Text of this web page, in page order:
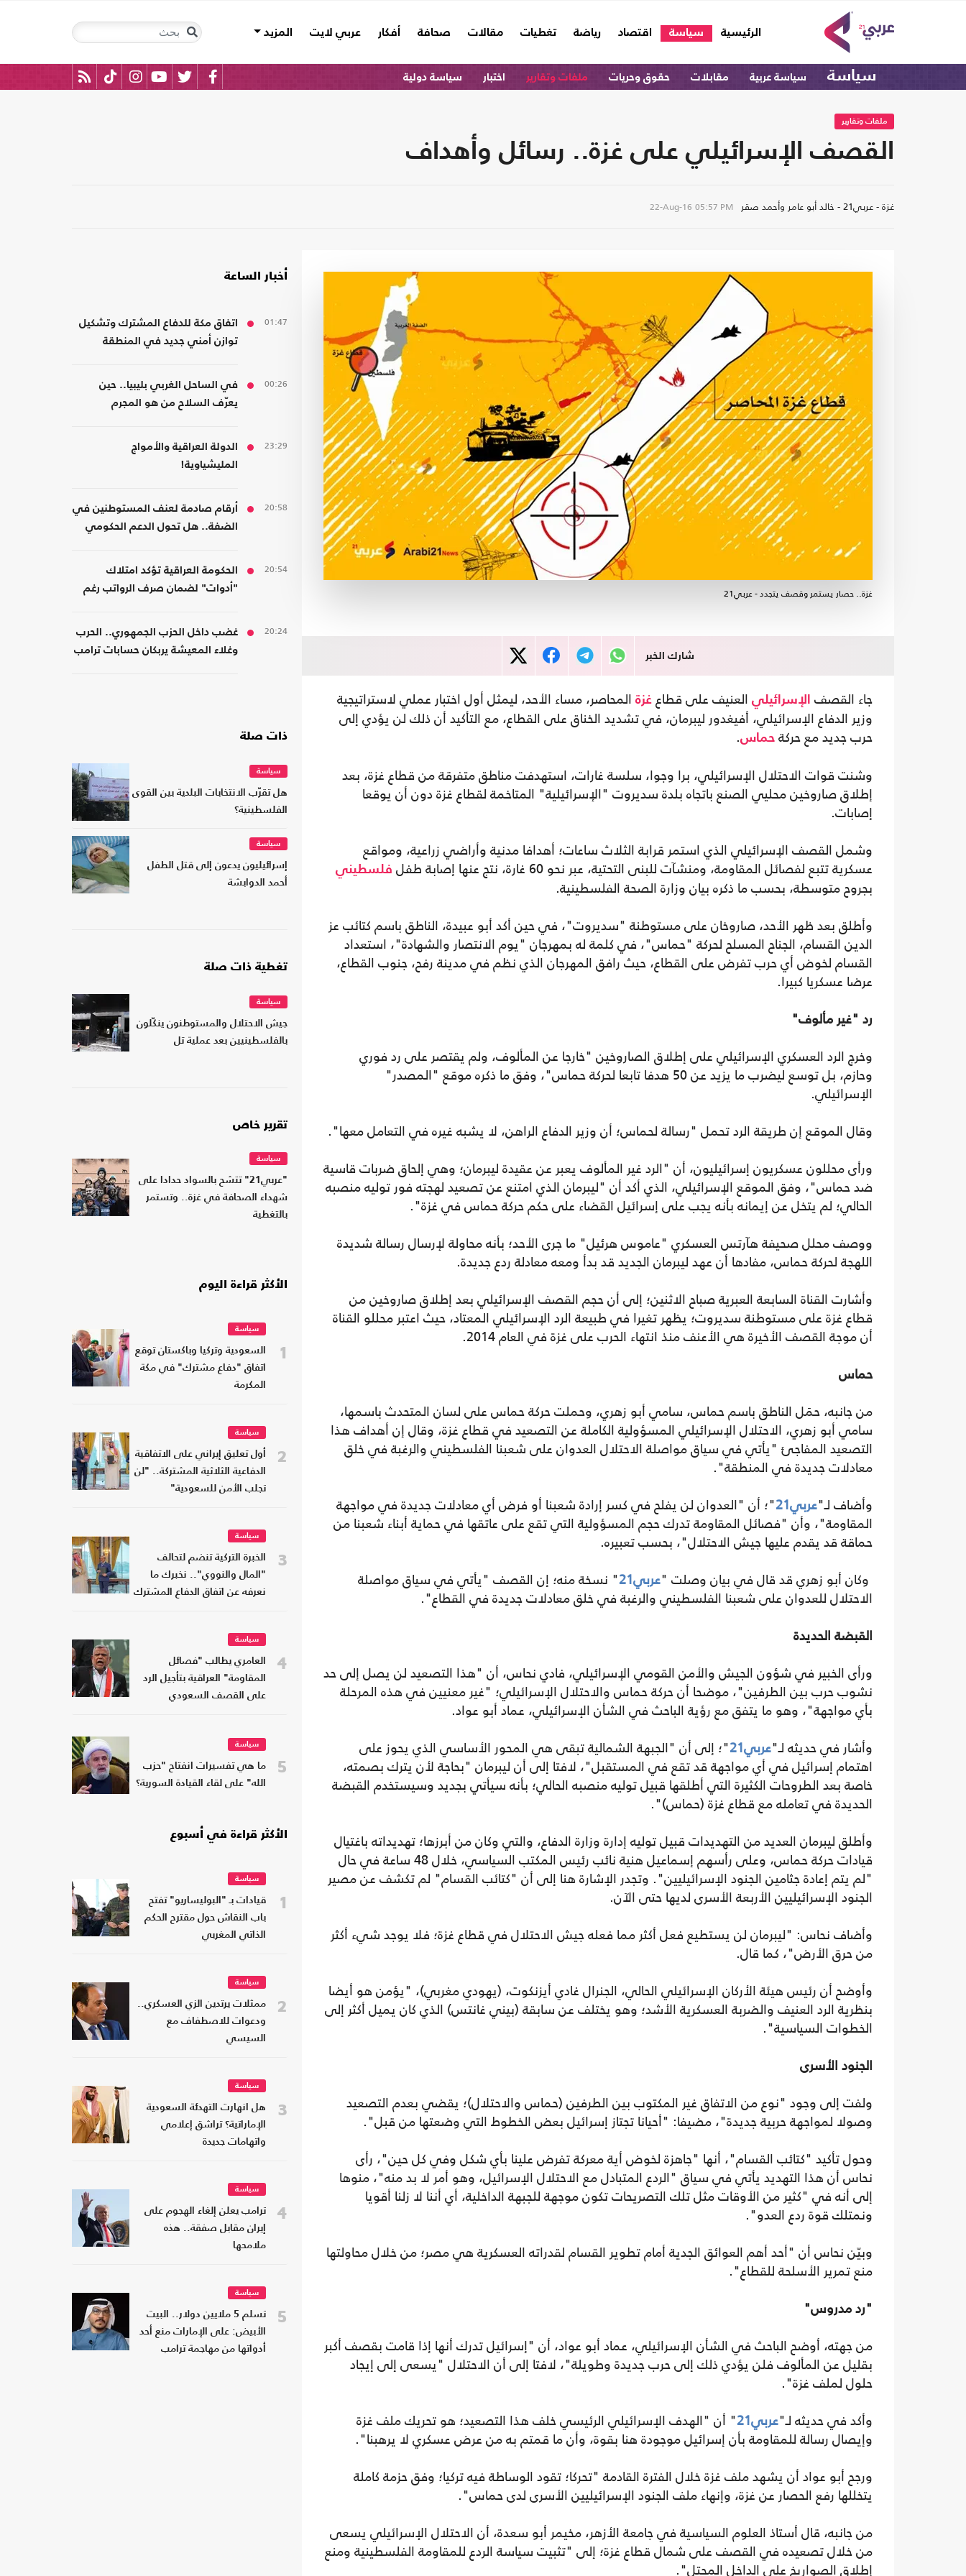
الرئيسية
(current) سياسة اقتصاد رياضة تغطيات مقالات صحافة أفكار عربي لايت المزيد
سياسة سياسة عربية مقابلات حقوق وحريات ملفات وتقارير اختبار سياسة دولية
ملفات وتقارير
القصف الإسرائيلي على غزة.. رسائل وأهداف
غزة - عربي21 - خالد أبو عامر وأحمد صقر 22-Aug-16 05:57 PM
غزة.. حصار يستمر وقصف يتجدد - عربي21
شارك الخبر
جاء القصف الإسرائيلي العنيف على قطاع غزة المحاصر، مساء الأحد، ليمثل أول اختبار عملي لاستراتيجية
وزير الدفاع الإسرائيلي، أفيغدور ليبرمان، في تشديد الخناق على القطاع، مع التأكيد أن ذلك لن يؤدي إلى
حرب جديد مع حركة حماس.
وشنت قوات الاحتلال الإسرائيلي، برا وجوا، سلسة غارات، استهدفت مناطق متفرقة من قطاع غزة، بعد
إطلاق صاروخين محليي الصنع باتجاه بلدة سديروت "الإسرائيلية" المتاخمة لقطاع غزة دون أن يوقعا
إصابات.
وشمل القصف الإسرائيلي الذي استمر قرابة الثلاث ساعات؛ أهدافا مدنية وأراضي زراعية، ومواقع
عسكرية تتبع لفصائل المقاومة، ومنشآت للبنى التحتية، عبر نحو 60 غارة، نتج عنها إصابة طفل
فلسطيني
بجروح متوسطة، بحسب ما ذكره بيان وزارة الصحة الفلسطينية.
وأطلق بعد ظهر الأحد، صاروخان على مستوطنة "سديروت"، في حين أكد أبو عبيدة، الناطق باسم كتائب عز
الدين القسام، الجناح المسلح لحركة "حماس"، في كلمة له بمهرجان "يوم الانتصار والشهادة"، استعداد
القسام لخوض أي حرب تفرض على القطاع، حيث رافق المهرجان الذي نظم في مدينة رفح، جنوب القطاع،
عرضا عسكريا كبيرا.
رد "غير مألوف"
وخرج الرد العسكري الإسرائيلي على إطلاق الصاروخين "خارجا عن المألوف، ولم يقتصر على رد فوري
وحازم، بل توسع ليضرب ما يزيد عن 50 هدفا تابعا لحركة حماس"، وفق ما ذكره موقع "المصدر"
الإسرائيلي.
وقال الموقع إن طريقة الرد تحمل "رسالة لحماس؛ أن وزير الدفاع الراهن، لا يشبه غيره في التعامل معها".
ورأى محللون عسكريون إسرائيليون، أن "الرد غير المألوف يعبر عن عقيدة ليبرمان؛ وهي إلحاق ضربات قاسية
ضد حماس"، وفق الموقع الإسرائيلي، الذي أكد أن "ليبرمان الذي امتنع عن تصعيد لهجته فور توليه منصبه
الحالي؛ لم يتخل عن إيمانه بأنه يجب على إسرائيل القضاء على حكم حركة حماس في غزة".
ووصف محلل صحيفة هآرتس العسكري "عاموس هرئيل" ما جرى الأحد؛ بأنه محاولة لإرسال رسالة شديدة
اللهجة لحركة حماس، مفادها أن عهد ليبرمان الجديد قد بدأ ومعه معادلة ردع جديدة.
وأشارت القناة السابعة العبرية صباح الاثنين؛ إلى أن حجم القصف الإسرائيلي بعد إطلاق صاروخين من
قطاع غزة على مستوطنة سديروت؛ يظهر تغيرا في طبيعة الرد الإسرائيلي المعتاد، حيث اعتبر محللو القناة
أن موجة القصف الأخيرة هي الأعنف منذ انتهاء الحرب على غزة في العام 2014.
حماس
من جانبه، حمَل الناطق باسم حماس، سامي أبو زهري، وحملت حركة حماس على لسان المتحدث باسمها،
سامي أبو زهري، الاحتلال الإسرائيلي المسؤولية الكاملة عن التصعيد في قطاع غزة، وقال إن أهداف هذا
التصعيد المفاجئ "يأتي في سياق مواصلة الاحتلال العدوان على شعبنا الفلسطيني والرغبة في خلق
معادلات جديدة في المنطقة".
وأضاف لـ"عربي21
"؛ أن "العدوان لن يفلح في كسر إرادة شعبنا أو فرض أي معادلات جديدة في مواجهة
المقاومة"، وأن "فصائل المقاومة تدرك حجم المسؤولية التي تقع على عاتقها في حماية أبناء شعبنا من
حماقة قد يقدم عليها جيش الاحتلال"، بحسب تعبيره.
وكان أبو زهري قد قال في بيان وصلت "عربي21
" نسخة منه؛ إن القصف "يأتي في سياق مواصلة
الاحتلال للعدوان على شعبنا الفلسطيني والرغبة في خلق معادلات جديدة في القطاع".
القبضة الحديدة
ورأى الخبير في شؤون الجيش والأمن القومي الإسرائيلي، فادي نحاس، أن "هذا التصعيد لن يصل إلى حد
نشوب حرب بين الطرفين"، موضحا أن حركة حماس والاحتلال الإسرائيلي؛ "غير معنيين في هذه المرحلة
بأي مواجهة"، وهو ما يتفق مع رؤية الباحث في الشأن الإسرائيلي، عماد أبو عواد.
وأشار في حديثه لـ"عربي21
"؛ إلى أن "الجبهة الشمالية تبقى هي المحور الأساسي الذي يحوز على
اهتمام إسرائيل في أي مواجهة قد تقع في المستقبل"، لافتا إلى أن ليبرمان "بحاجة لأن يترك بصمته،
خاصة بعد الطروحات الكثيرة التي أطلقها قبيل توليه منصبه الحالي؛ بأنه سيأتي بجديد وسيستخدم القبضة
الحديدة في تعامله مع قطاع غزة (حماس)".
وأطلق ليبرمان العديد من التهديدات قبيل توليه إدارة وزارة الدفاع، والتي وكان من أبرزها؛ تهديداته باغتيال
قيادات حركة حماس، وعلى رأسهم إسماعيل هنية نائب رئيس المكتب السياسي، خلال 48 ساعة في حال
"لم يتم إعادة جثامين الجنود الإسرائيليين". وتجدر الإشارة هنا إلى أن "كتائب القسام" لم تكشف عن مصير
الجنود الإسرائيليين الأربعة الأسرى لديها حتى الآن.
وأضاف نحاس: "ليبرمان لن يستطيع فعل أكثر مما فعله جيش الاحتلال في قطاع غزة؛ فلا يوجد شيء أكثر
من حرق الأرض"، كما قال.
وأوضح أن رئيس هيئة الأركان الإسرائيلي الحالي، الجنرال غادي أيزنكوت، (يهودي مغربي)، "يؤمن هو أيضا
بنظرية الرد العنيف والضربة العسكرية الأشد؛ وهو يختلف عن سابقة (بيني غانتس) الذي كان يميل أكثر إلى
الخطوات السياسية".
الجنود الأسرى
ولفت إلى وجود "نوع من الاتفاق غير المكتوب بين الطرفين (حماس والاحتلال)؛ يقضي بعدم التصعيد
وصولا لمواجهة حربية جديدة"، مضيفا: "أحيانا تجتاز إسرائيل بعض الخطوط التي وضعتها من قبل".
وحول تأكيد "كتائب القسام"، أنها "جاهزة لخوض أية معركة تفرض علينا بأي شكل وفي كل حين"، رأى
نحاس أن هذا التهديد يأتي في سياق "الردع المتبادل مع الاحتلال الإسرائيل، وهو أمر لا بد منه"، منوها
إلى أنه في "كثير من الأوقات مثل تلك التصريحات تكون موجهة للجبهة الداخلية، أي أننا لا زلنا أقويا
ونمتلك قوة ردع العدو".
وبيّن نحاس أن "أحد أهم العوائق الجدية أمام تطوير القسام لقدراته العسكرية هي مصر؛ من خلال محاولتها
منع تمرير الأسلحة للقطاع".
"رد مدروس"
من جهته، أوضح الباحث في الشأن الإسرائيلي، عماد أبو عواد، أن "إسرائيل تدرك أنها إذا قامت بقصف أكبر
بقليل عن المألوف فلن يؤدي ذلك إلى حرب جديدة وطويلة"، لافتا إلى أن الاحتلال "يسعى إلى إيجاد
حلول لملف غزة".
وأكد في حديثه لـ"عربي21
" أن "الهدف الإسرائيلي الرئيسي خلف هذا التصعيد؛ هو تحريك ملف غزة
وإيصال رسالة للمقاومة بأن إسرائيل موجودة هنا بقوة، وأن ما قمتم به من عرض عسكري لا يرهبنا".
ورجح أبو عواد أن يشهد ملف غزة خلال الفترة القادمة "تحركا؛ تقود الوساطة فيه تركيا؛ وفق حزمة كاملة
يتخللها رفع الحصار عن غزة، وإنهاء ملف الجنود الإسرائيليين الأسرى لدى حماس".
من جانبه، قال أستاذ العلوم السياسية في جامعة الأزهر، مخيمر أبو سعدة، أن الاحتلال الإسرائيلي يسعى
من خلال تصعيده في القصف على شمال قطاع غزة؛ إلى "تثبيت سياسة الردع للمقاومة الفلسطينية ومنع
إطلاق الصواريخ على الداخل المحتل".
أخبار الساعة
01:47
اتفاق مكة للدفاع المشترك وتشكيل
توازن أمني جديد في المنطقة
00:26
في الساحل الغربي بليبيا.. حين
يعرّف السلاح من هو المجرم
23:29
الدولة العراقية والأمواج
المليشياوية!
20:58
أرقام صادمة لعنف المستوطنين في
الضفة.. هل تحول الدعم الحكومي
20:54
الحكومة العراقية تؤكد امتلاك
"أدوات" لضمان صرف الرواتب رغم
20:24
غضب داخل الحزب الجمهوري.. الحرب
وغلاء المعيشة يربكان حسابات ترامب
ذات صلة
سياسة
هل تقرّب الانتخابات البلدية بين القوى
الفلسطينية؟
سياسة
إسرائيليون يدعون إلى قتل الطفل
أحمد الدوابشة
تغطية ذات صلة
سياسة
جيش الاحتلال والمستوطنون ينكّلون
بالفلسطينيين بعد عملية تل
تقرير خاص
سياسة
"عربي21" تتشح بالسواد حدادا على
شهداء الصحافة في غزة.. وتستمر
بالتغطية
الأكثر قراءة اليوم
1
سياسة
السعودية وتركيا وباكستان توقع
اتفاق "دفاع مشترك" في مكة
المكرمة
2
سياسة
أول تعليق إيراني على الاتفاقية
الدفاعية الثلاثية المشتركة.. "لن
تجلب الأمن للسعودية"
3
سياسة
الخبرة التركية تنضم لتحالف
"المال والنووي".. نخبرك ما
نعرفه عن اتفاق الدفاع المشترك
4
سياسة
العامري يطالب "فصائل
المقاومة" العراقية بتأجيل الرد
على القصف السعودي
5
سياسة
ما هي تفسيرات انفتاح "حزب
الله" على لقاء القيادة السورية؟
الأكثر قراءة في أسبوع
1
سياسة
قيادات بـ "البوليساريو" تفتح
باب النقاش حول مقترح الحكم
الذاتي المغربي
2
سياسة
ممثلات يرتدين الزي العسكري..
ودعوات للاصطفاف مع
السيسي
3
سياسة
هل انهارت التهدئة السعودية
الإماراتية؟ تراشق إعلامي
واتهامات جديدة
4
سياسة
ترامب يعلن إلغاء الهجوم على
إيران مقابل صفقة.. هذه
ملامحها
5
سياسة
تسلم 5 ملايين دولار.. البيت
الأبيض: على الإمارات منع أحد
أدواتها من مهاجمة ترامب